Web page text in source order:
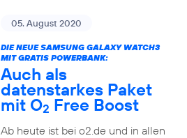
05. August 2020
DIE NEUE SAMSUNG GALAXY WATCH3
MIT GRATIS POWERBANK:
Auch als
datenstarkes Paket
mit O2 Free Boost
Ab heute ist bei o2.de und in allen